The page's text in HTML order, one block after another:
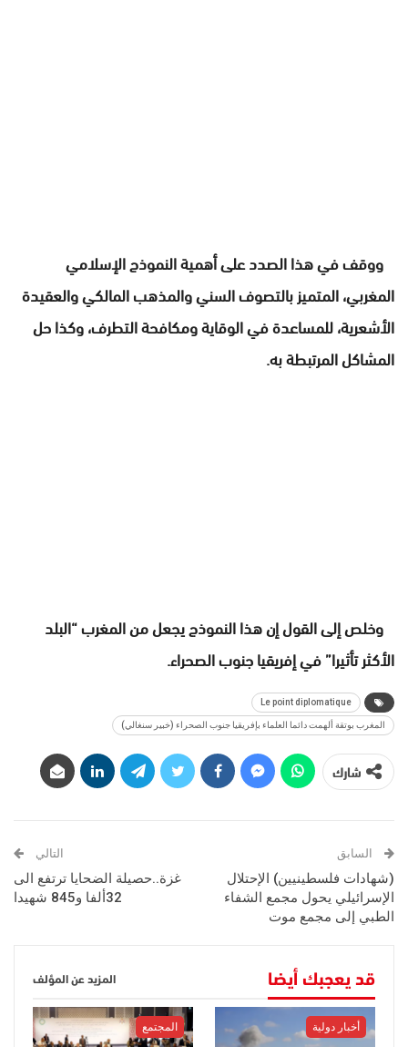
ووقف في هذا الصدد على أهمية النموذج الإسلامي
المغربي، المتميز بالتصوف السني والمذهب المالكي والعقيدة
الأشعرية، للمساعدة في الوقاية ومكافحة التطرف، وكذا حل
المشاكل المرتبطة به.
وخلص إلى القول إن هذا النموذج يجعل من المغرب “البلد
الأكثر تأثيرا” في إفريقيا جنوب الصحراء.
Le point diplomatique
المغرب بوتقة ألهمت دائما العلماء بإفريقيا جنوب الصحراء (خبير سنغالي)
شارك
السابق
(شهادات فلسطينيين) الإحتلال
الإسرائيلي يحول مجمع الشفاء
الطبي إلى مجمع موت
التالي
غزة..حصيلة الضحايا ترتفع الى
32ألفا و845 شهيدا
قد يعجبك أيضا المزيد عن المؤلف
أخبار دولية المجتمع